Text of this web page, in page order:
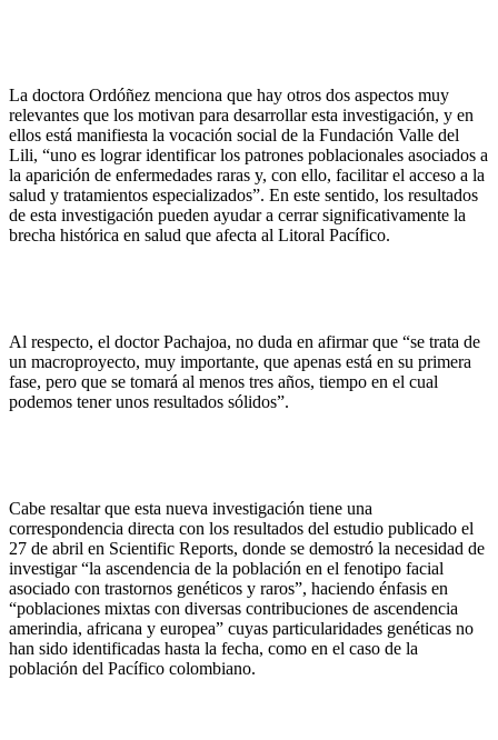
La doctora Ordóñez menciona que hay otros dos aspectos muy
relevantes que los motivan para desarrollar esta investigación, y en
ellos está manifiesta la vocación social de la Fundación Valle del
Lili, “uno es lograr identificar los patrones poblacionales asociados a
la aparición de enfermedades raras y, con ello, facilitar el acceso a la
salud y tratamientos especializados”. En este sentido, los resultados
de esta investigación pueden ayudar a cerrar significativamente la
brecha histórica en salud que afecta al Litoral Pacífico.
Al respecto, el doctor Pachajoa, no duda en afirmar que “se trata de
un macroproyecto, muy importante, que apenas está en su primera
fase, pero que se tomará al menos tres años, tiempo en el cual
podemos tener unos resultados sólidos”.
Cabe resaltar que esta nueva investigación tiene una
correspondencia directa con los resultados del estudio publicado el
27 de abril en Scientific Reports, donde se demostró la necesidad de
investigar “la ascendencia de la población en el fenotipo facial
asociado con trastornos genéticos y raros”, haciendo énfasis en
“poblaciones mixtas con diversas contribuciones de ascendencia
amerindia, africana y europea” cuyas particularidades genéticas no
han sido identificadas hasta la fecha, como en el caso de la
población del Pacífico colombiano.